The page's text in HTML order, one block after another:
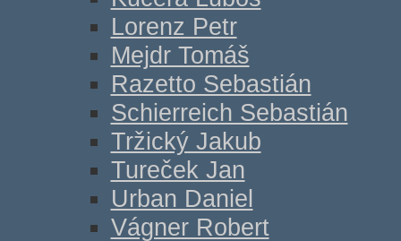
Lorenz Petr
Mejdr Tomáš
Razetto Sebastián
Schierreich Sebastián
Tržický Jakub
Tureček Jan
Urban Daniel
Vágner Robert